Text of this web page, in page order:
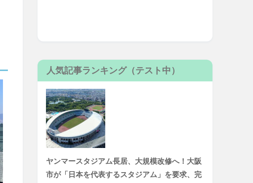
人気記事ランキング（テスト中）
ヤンマースタジアム長居、大規模改修へ！大阪
市が「日本を代表するスタジアム」を要求、完